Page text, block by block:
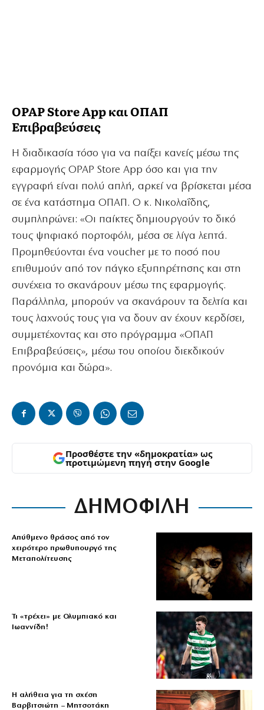
OPAP Store App και ΟΠΑΠ
Επιβραβεύσεις
Η διαδικασία τόσο για να παίξει κανείς μέσω της
εφαρμογής OPAP Store App όσο και για την
εγγραφή είναι πολύ απλή, αρκεί να βρίσκεται μέσα
σε ένα κατάστημα ΟΠΑΠ. Ο κ. Νικολαΐδης,
συμπληρώνει: «Οι παίκτες δημιουργούν το δικό
τους ψηφιακό πορτοφόλι, μέσα σε λίγα λεπτά.
Προμηθεύονται ένα voucher με το ποσό που
επιθυμούν από τον πάγκο εξυπηρέτησης και στη
συνέχεια το σκανάρουν μέσω της εφαρμογής.
Παράλληλα, μπορούν να σκανάρουν τα δελτία και
τους λαχνούς τους για να δουν αν έχουν κερδίσει,
συμμετέχοντας και στο πρόγραμμα «ΟΠΑΠ
Επιβραβεύσεις», μέσω του οποίου διεκδικούν
προνόμια και δώρα».
Προσθέστε την «δημοκρατία» ως
προτιμώμενη πηγή στην Google
ΔΗΜΟΦΙΛΗ
Απύθμενο θράσος από τον
χειρότερο πρωθυπουργό της
Μεταπολίτευσης
Τι «τρέχει» με Ολυμπιακό και
Ιωαννίδη!
Η αλήθεια για τη σχέση
Βαρβιτσιώτη – Μητσοτάκη